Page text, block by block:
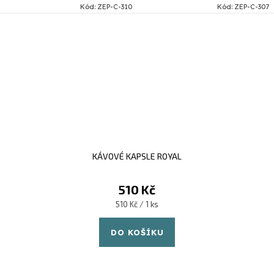
Kód: ZEP-C-310 Kód: ZEP-C-307
KÁVOVÉ KAPSLE ROYAL
510 Kč
Měrná
cena:
510 Kč / 1 ks
DO KOŠÍKU